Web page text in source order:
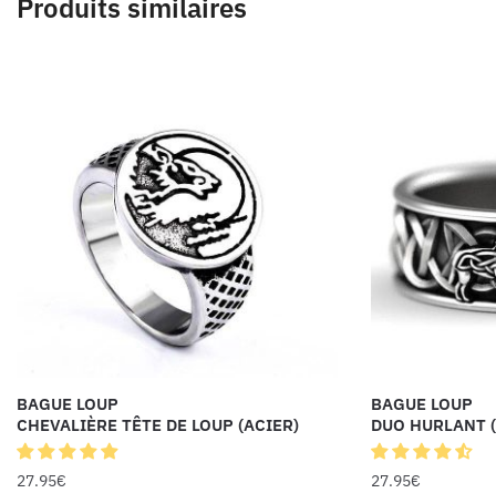
Produits similaires
BAGUE LOUP
CHEVALIÈRE TÊTE DE LOUP (ACIER)
27.95€
BAGUE LOUP
DUO HURLANT
27.95€